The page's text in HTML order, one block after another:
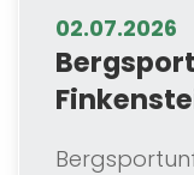
02.07.2026